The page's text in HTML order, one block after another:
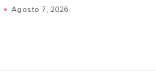
Agosto 7, 2026